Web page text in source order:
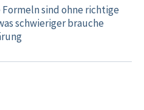
sind ohne richtige
schwieriger brauche